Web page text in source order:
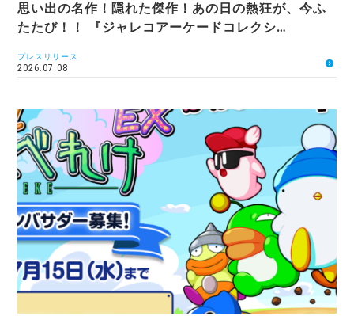
思い出の名作！隠れた傑作！あの日の熱狂が、今ふ
たたび！！ 『ジャレコアーケードコレクシ…
プレスリリース
2026.07.08